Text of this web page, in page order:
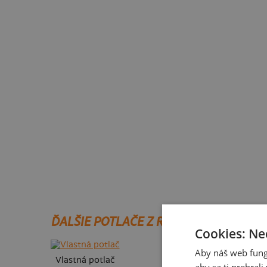
ĎALŠIE POTLAČE Z ROVNAKEJ
Vlastná potlač
Cookies:
Aby náš web